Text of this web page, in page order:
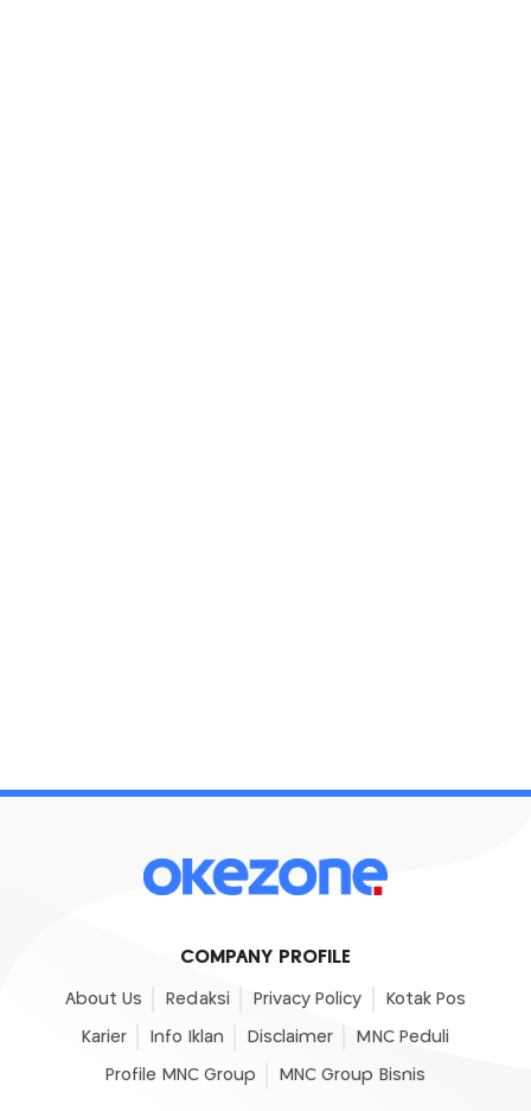
COMPANY PROFILE
About Us Redaksi Privacy Policy Kotak Pos
Karier Info Iklan Disclaimer MNC Peduli
Profile MNC Group MNC Group Bisnis